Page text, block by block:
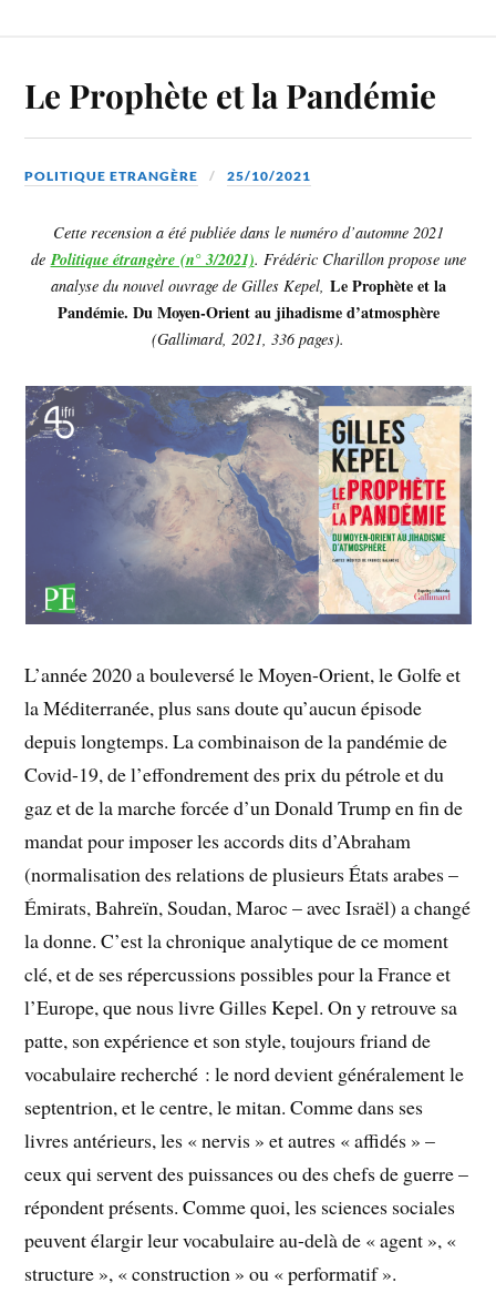
Le Prophète et la Pandémie
POLITIQUE ETRANGÈRE 25/10/2021
Cette recension a été publiée dans le numéro d’automne 2021
dePolitique étrangère (n° 3/2021). Frédéric Charillon propose une
analyse du nouvel ouvrage de Gilles Kepel, Le Prophète et la
Pandémie. Du Moyen-Orient au jihadisme d’atmosphère
(Gallimard, 2021, 336 pages).
L’année 2020 a bouleversé le Moyen-Orient, le Golfe et
la Méditerranée, plus sans doute qu’aucun épisode
depuis longtemps. La combinaison de la pandémie de
Covid-19, de l’effondrement des prix du pétrole et du
gaz et de la marche forcée d’un Donald Trump en fin de
mandat pour imposer les accords dits d’Abraham
(normalisation des relations de plusieurs États arabes –
Émirats, Bahreïn, Soudan, Maroc – avec Israël) a changé
la donne. C’est la chronique analytique de ce moment
clé, et de ses répercussions possibles pour la France et
l’Europe, que nous livre Gilles Kepel. On y retrouve sa
patte, son expérience et son style, toujours friand de
vocabulaire recherché : le nord devient généralement le
septentrion, et le centre, le mitan. Comme dans ses
livres antérieurs, les « nervis » et autres « affidés » –
ceux qui servent des puissances ou des chefs de guerre –
répondent présents. Comme quoi, les sciences sociales
peuvent élargir leur vocabulaire au-delà de « agent », «
structure », « construction » ou « performatif ».